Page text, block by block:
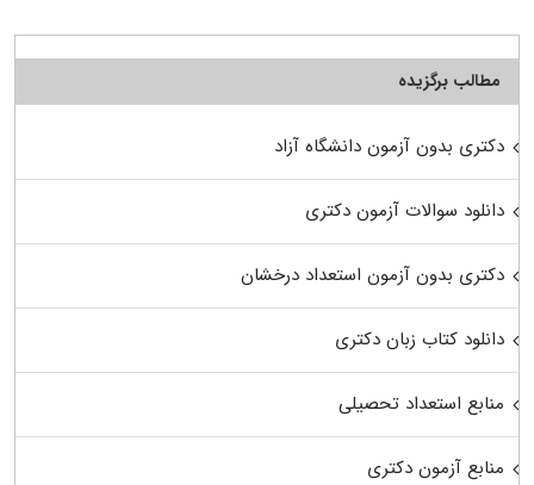
مطالب برگزیده
دکتری بدون آزمون دانشگاه آزاد
دانلود سوالات آزمون دکتری
دکتری بدون آزمون استعداد درخشان
دانلود کتاب زبان دکتری
منابع استعداد تحصیلی
منابع آزمون دکتری